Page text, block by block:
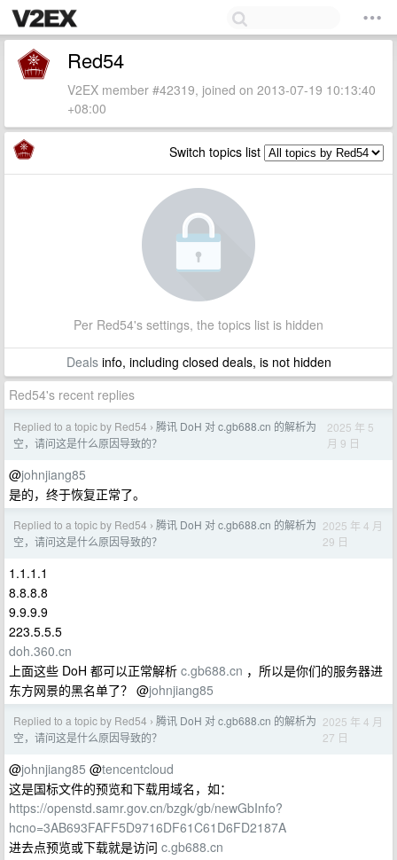
Red54
V2EX member #42319, joined on 2013-07-19 10:13:40
+08:00
Switch topics list
Per Red54's settings, the topics list is hidden
Dealsinfo, including closed deals, is not hidden
Red54's recent replies
Replied to a topic by Red54 › 腾讯 DoH 对 c.gb688.cn 的解析为
空，请问这是什么原因导致的？
2025 年 5
月 9 日
@johnjiang85
是的，终于恢复正常了。
Replied to a topic by Red54 › 腾讯 DoH 对 c.gb688.cn 的解析为
空，请问这是什么原因导致的？
2025 年 4 月
29 日
1.1.1.1
8.8.8.8
9.9.9.9
223.5.5.5
doh.360.cn
上面这些 DoH 都可以正常解析 c.gb688.cn ，所以是你们的服务器进
东方网景的黑名单了？ @johnjiang85
Replied to a topic by Red54 › 腾讯 DoH 对 c.gb688.cn 的解析为
空，请问这是什么原因导致的？
2025 年 4 月
27 日
@johnjiang85 @tencentcloud
这是国标文件的预览和下载用域名，如：
https://openstd.samr.gov.cn/bzgk/gb/newGbInfo?
hcno=3AB693FAFF5D9716DF61C61D6FD2187A
进去点预览或下载就是访问 c.gb688.cn